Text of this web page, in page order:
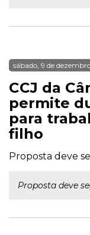
sábado, 9 de
CCJ da
permite
para
filho
Proposta deve
Proposta deve